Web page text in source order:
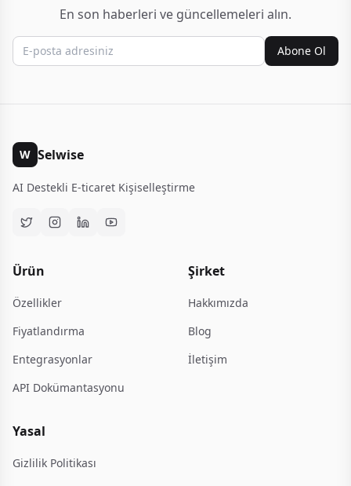
En son haberleri ve güncellemeleri alın.
Abone Ol
W Selwise
AI Destekli E-ticaret Kişiselleştirme
Ürün
Özellikler
Fiyatlandırma
Entegrasyonlar
API Dokümantasyonu
Şirket
Hakkımızda
Blog
İletişim
Yasal
Gizlilik Politikası